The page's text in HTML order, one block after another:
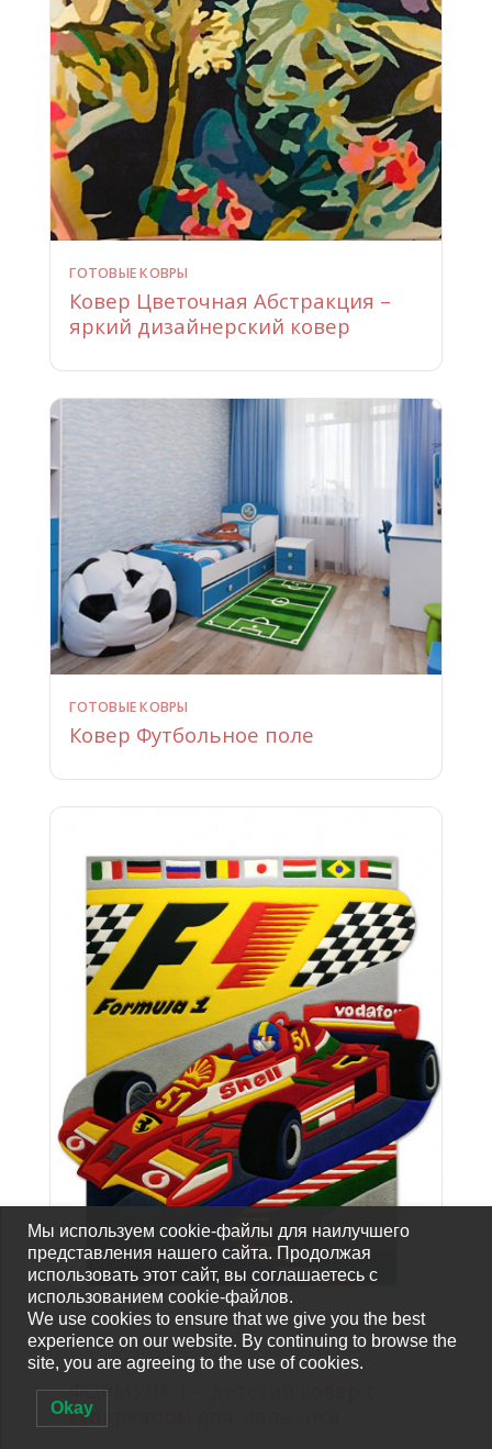
ГОТОВЫЕ КОВРЫ
Ковер Цветочная Абстракция –
яркий дизайнерский ковер
ГОТОВЫЕ КОВРЫ
Ковер Футбольное поле
ГОТОВЫЕ КОВРЫ
ФОРМУЛА 1 – детский ковер с
суперкаром для мальчика
Мы используем cookie-файлы для наилучшего
представления нашего сайта. Продолжая
использовать этот сайт, вы соглашаетесь с
использованием cookie-файлов.
We use cookies to ensure that we give you the best
experience on our website. By continuing to browse the
site, you are agreeing to the use of cookies.
Okay